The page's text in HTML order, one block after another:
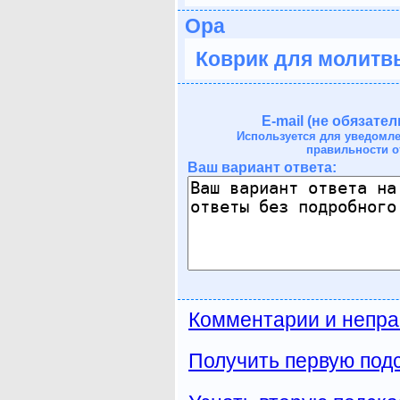
Ора
Коврик для
E-mail (не
Используется для
правильности
Ваш вариант ответа:
Комментарии и
Получить первую